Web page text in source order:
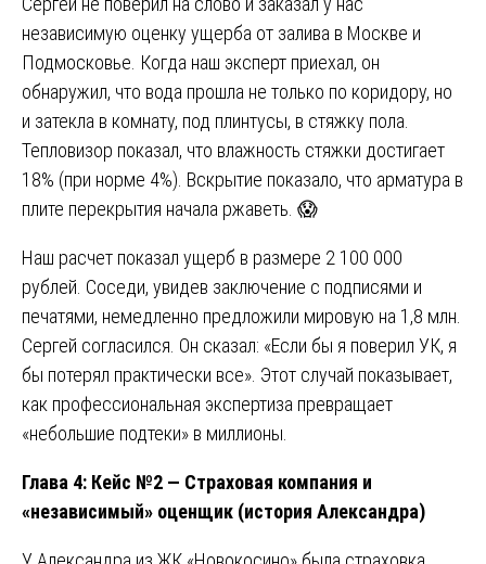
независимую оценку ущерба от залива в Москве и
Подмосковье. Когда наш эксперт приехал, он
обнаружил, что вода прошла не только по коридору, но
и затекла в комнату, под плинтусы, в стяжку пола.
Тепловизор показал, что влажность стяжки достигает
18% (при норме 4%). Вскрытие показало, что арматура в
плите перекрытия начала ржаветь. 😱
Наш расчет показал ущерб в размере 2 100 000
рублей. Соседи, увидев заключение с подписями и
печатями, немедленно предложили мировую на 1,8 млн.
Сергей согласился. Он сказал: «Если бы я поверил УК, я
бы потерял практически все». Этот случай показывает,
как профессиональная экспертиза превращает
«небольшие подтеки» в миллионы.
Глава 4: Кейс №2 — Страховая компания и
«независимый» оценщик (история Александра)